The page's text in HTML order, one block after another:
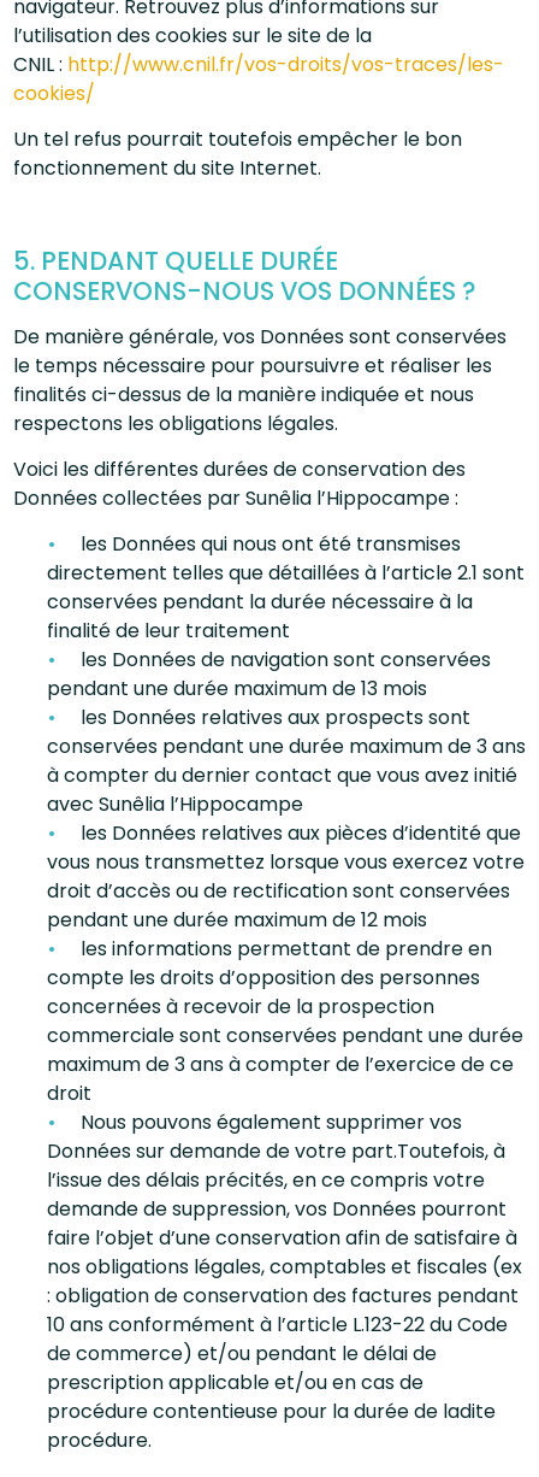
navigateur. Retrouvez plus d’informations sur
l’utilisation des cookies sur le site de la
CNIL : http://www.cnil.fr/vos-droits/vos-traces/les-
cookies/
Un tel refus pourrait toutefois empêcher le bon
fonctionnement du site Internet.
5. PENDANT QUELLE DURÉE
CONSERVONS-NOUS VOS DONNÉES ?
De manière générale, vos Données sont conservées
le temps nécessaire pour poursuivre et réaliser les
finalités ci-dessus de la manière indiquée et nous
respectons les obligations légales.
Voici les différentes durées de conservation des
Données collectées par Sunêlia l’Hippocampe :
les Données qui nous ont été transmises
directement telles que détaillées à l’article 2.1 sont
conservées pendant la durée nécessaire à la
finalité de leur traitement
les Données de navigation sont conservées
pendant une durée maximum de 13 mois
les Données relatives aux prospects sont
conservées pendant une durée maximum de 3 ans
à compter du dernier contact que vous avez initié
avec Sunêlia l’Hippocampe
les Données relatives aux pièces d’identité que
vous nous transmettez lorsque vous exercez votre
droit d’accès ou de rectification sont conservées
pendant une durée maximum de 12 mois
les informations permettant de prendre en
compte les droits d’opposition des personnes
concernées à recevoir de la prospection
commerciale sont conservées pendant une durée
maximum de 3 ans à compter de l’exercice de ce
droit
Nous pouvons également supprimer vos
Données sur demande de votre part.Toutefois, à
l’issue des délais précités, en ce compris votre
demande de suppression, vos Données pourront
faire l’objet d’une conservation afin de satisfaire à
nos obligations légales, comptables et fiscales (ex
: obligation de conservation des factures pendant
10 ans conformément à l’article L.123-22 du Code
de commerce) et/ou pendant le délai de
prescription applicable et/ou en cas de
procédure contentieuse pour la durée de ladite
procédure.